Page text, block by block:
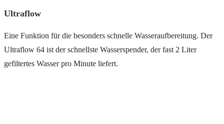
Ultraflow
Eine Funktion für die besonders schnelle Wasseraufbereitung. Der
Ultraflow 64 ist der schnellste Wasserspender, der fast 2 Liter
gefiltertes Wasser pro Minute liefert.